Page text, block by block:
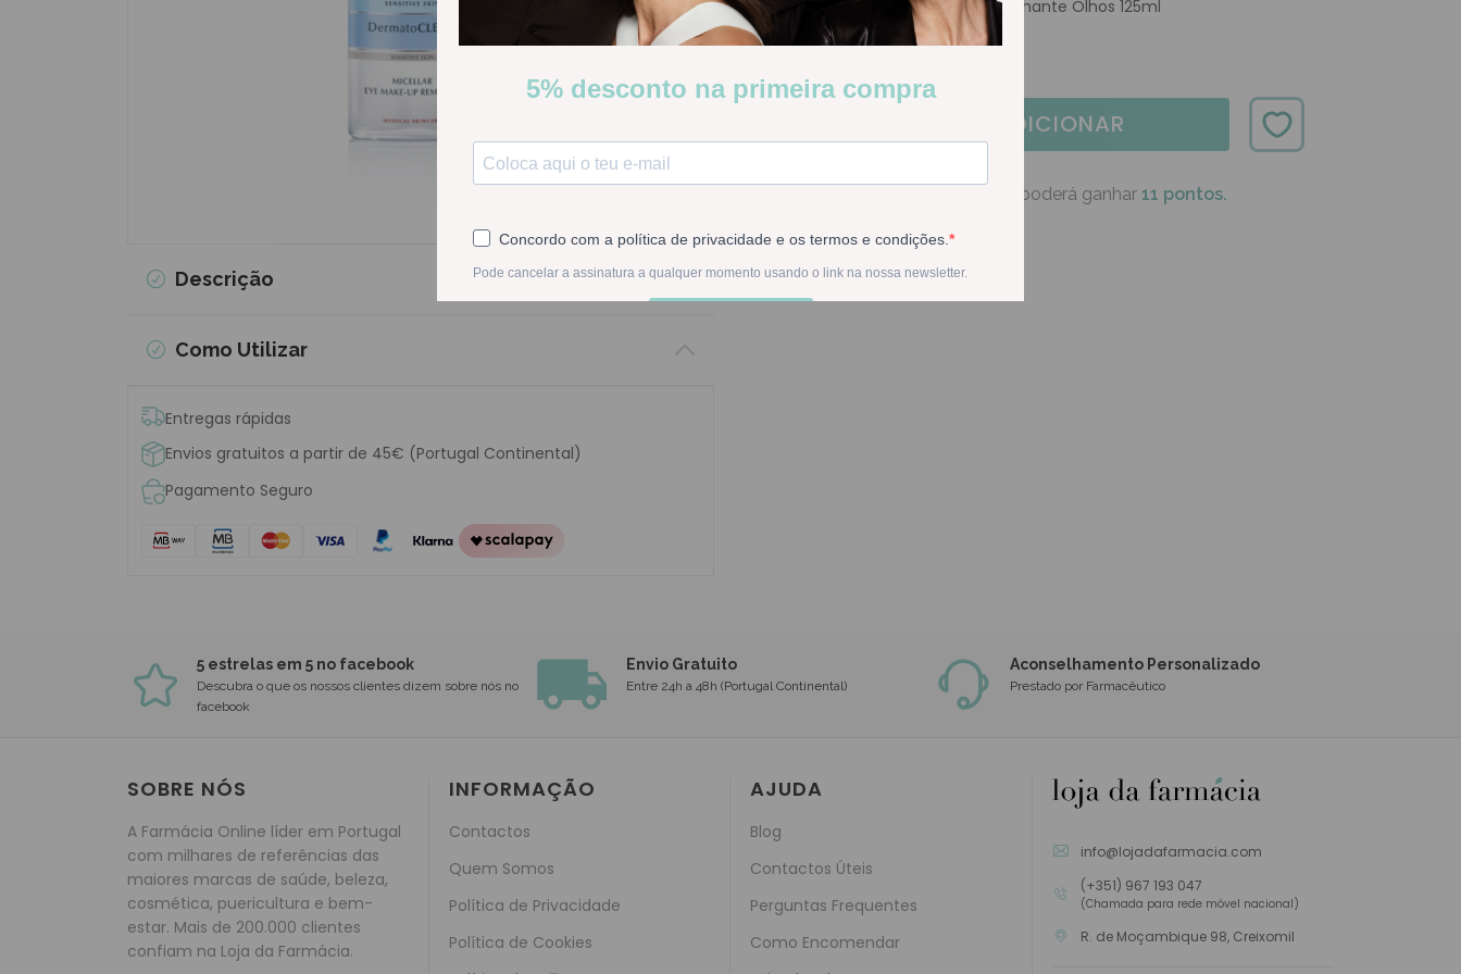
Descrição
Como Utilizar
Entregas rápidas
Envios gratuitos a partir de 45€ (Portugal Continental)
Pagamento Seguro
Eucerin Dermatoclean Desmaquilhante Olhos 125ml
ADICIONAR
Na compra deste produto poderá ganhar 11 pontos.
5 estrelas em 5 no facebook
Descubra o que os nossos clientes dizem sobre nós no
facebook
Envio Gratuito
Entre 24h a 48h (Portugal Continental)
Aconselhamento Personalizado
Prestado por Farmacêutico
SOBRE NÓS
A Farmácia Online líder em Portugal
com milhares de referências das
maiores marcas de saúde, beleza,
cosmética, puericultura e bem-
estar. Mais de 200.000 clientes
confiam na Loja da Farmácia.
INFORMAÇÃO
Contactos
Quem Somos
Política de Privacidade
Política de Cookies
AJUDA
Blog
Contactos Úteis
Perguntas Frequentes
Como Encomendar
info@lojadafarmacia.com
(+351) 967 193 047
(Chamada para rede móvel nacional)
R. de Moçambique 98, Creixomil